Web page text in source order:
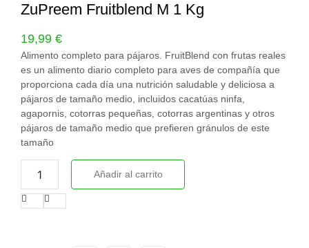
ZuPreem Fruitblend M 1 Kg
19,99 €
Alimento completo para pájaros. FruitBlend con frutas reales
es un alimento diario completo para aves de compañía que
proporciona cada día una nutrición saludable y deliciosa a
pájaros de tamaño medio, incluidos cacatúas ninfa,
agapornis, cotorras pequeñas, cotorras argentinas y otros
pájaros de tamaño medio que prefieren gránulos de este
tamaño
Añadir al carrito